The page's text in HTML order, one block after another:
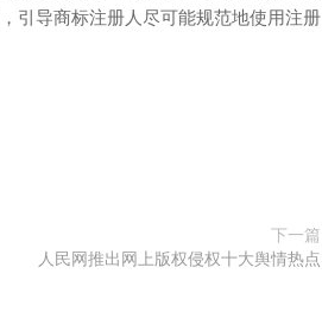
引导商标注册人尽可能规范地使用注册
下一篇
人民网推出网上版权侵权十大舆情热点